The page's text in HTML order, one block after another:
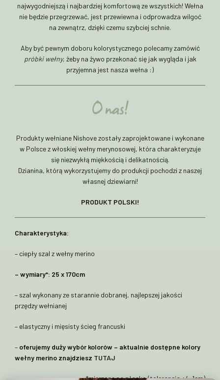
najwygodniejszą i najbardziej komfortową ze wszystkich! Wełna
nie będzie przegrzewać, jest przewiewna i odprowadza wilgoć
na zewnątrz, dzięki czemu szybciej schnie.
Aby być pewnym doboru kolorystycznego polecamy zamówić
próbki wełny, żeby na żywo przekonać się jak wygląda i jak
przyjemna jest nasza wełna :)
O nas!
Produkty wełniane Nishove zostały zaprojektowane i wykonane
w Polsce z włoskiej wełny merynosowej, która charakteryzuje
się niezwykłą miękkością i delikatnością.
Dzianina, którą wykorzystujemy do produkcji pochodzi z naszej
własnej dziewiarni!
PRODUKT POLSKI!
Charakterystyka:
– ciepły szal z wełny merino
– wymiary*: 25 x 170cm
– szal wykonany ze starannie dobranej, najlepszej jakości
przędzy wełnianej
– elastyczny i mięsisty ścieg francuski
– oferujemy duży wybór kolorów – aktualnie dostępne kolory
wełny merino znajdziesz TUTAJ